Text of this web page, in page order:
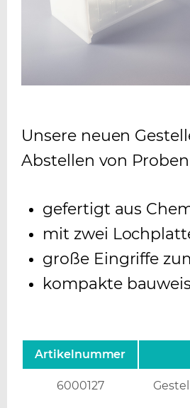
Unsere neuen
Abstellen von
gefertigt aus
mit zwei
große Eingriffe
kompakte
Artikelnummer
6000127